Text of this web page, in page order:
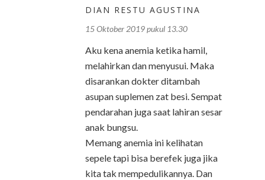
DIAN RESTU AGUSTINA
15 Oktober 2019 pukul 13.30
Aku kena anemia ketika hamil,
melahirkan dan menyusui. Maka
disarankan dokter ditambah
asupan suplemen zat besi. Sempat
pendarahan juga saat lahiran sesar
anak bungsu.
Memang anemia ini kelihatan
sepele tapi bisa berefek juga jika
kita tak mempedulikannya. Dan